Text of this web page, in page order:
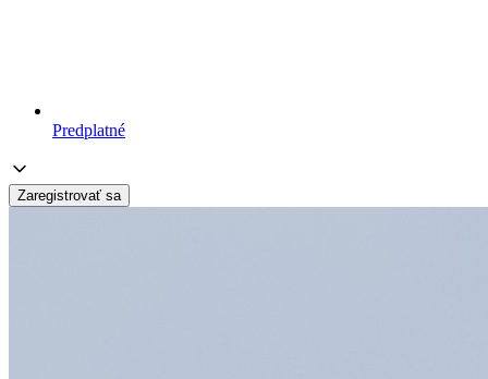
Predplatné
Zaregistrovať sa